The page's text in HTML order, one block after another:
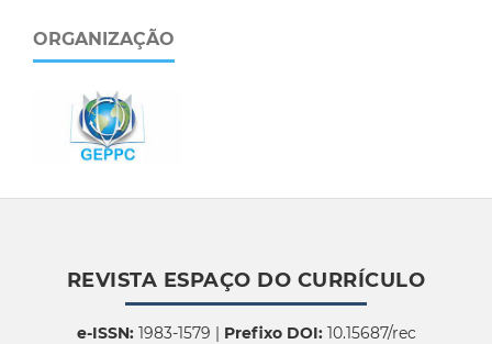
ORGANIZAÇÃO
REVISTA ESPAÇO DO CURRÍCULO
e-ISSN:1983-1579 | Prefixo DOI:10.15687/rec